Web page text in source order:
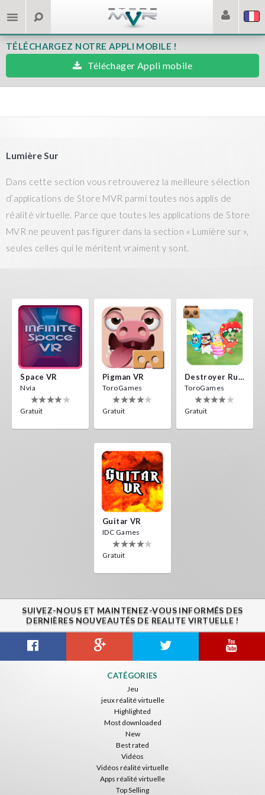
TÉLÉCHARGEZ NOTRE APPLI MOBILE !
Téléchager Appli mobile
Lumière Sur
Dans cette section vous retrouverez la meilleure sélection
d’applications de Store MVR parmi toutes nos applis de
réalité virtuelle. Parce que toutes les applications de Store
MVR ne peuvent pas figurer dans la section « Lumière sur »,
seules celles qui le méritent vraiment y sont.
Space VR
Nvía
Gratuit
Pigman VR
ToroGames
Gratuit
Destroyer Run VR
ToroGames
Gratuit
Guitar VR
IDC Games
Gratuit
SUIVEZ-NOUS ET MAINTENEZ-VOUS INFORMÉS DES
DERNIÈRES NOUVEAUTÉS DE REALITE VIRTUELLE !
CATÉGORIES
Jeu
jeux réalité virtuelle
Highlighted
Most downloaded
New
Best rated
Vidéos
Vidéos réalité virtuelle
Apps réalité virtuelle
Top Selling